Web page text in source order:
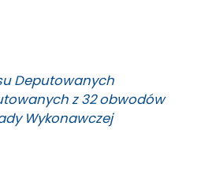
Deputowanych
z 32 obwodów
Wykonawczej